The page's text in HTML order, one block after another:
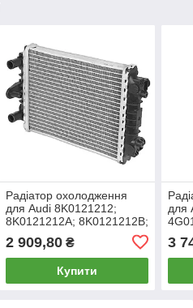
Радіатор охолодження
для Audi 8K0121212;
8K0121212A; 8K0121212B;
2 909,80₴
Купити
для
3